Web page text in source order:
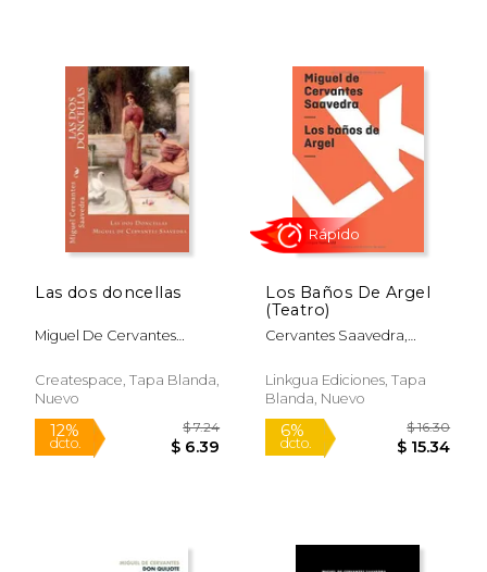
15%
dcto.
$ 14.91 15%
dcto.
Las dos doncellas
Miguel De Cervantes
Createspace, Tapa Blanda,
Nuevo
Los Baños De Argel
(Teatro)
Cervantes Saavedra,
Linkgua Ediciones, Tapa
Blanda, Nuevo